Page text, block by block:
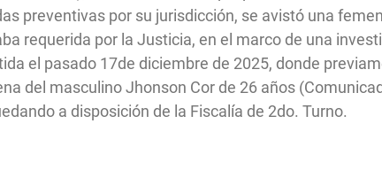
preventivas por su jurisdicción, se avistó una
requerida por la Justicia, en el marco de una
el pasado 17de diciembre de 2025, donde
del masculino Jhonson Cor de 26 años
a disposición de la Fiscalía de 2do. Turno.